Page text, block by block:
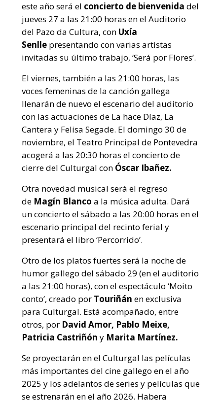
este año será el concierto de bienvenida del
jueves 27 a las 21:00 horas en el Auditorio
del Pazo da Cultura, con Uxía
Senlle presentando con varias artistas
invitadas su último trabajo, ‘Será por Flores’.
El viernes, también a las 21:00 horas, las
voces femeninas de la canción gallega
llenarán de nuevo el escenario del auditorio
con las actuaciones de La hace Díaz, La
Cantera y Felisa Segade. El domingo 30 de
noviembre, el Teatro Principal de Pontevedra
acogerá a las 20:30 horas el concierto de
cierre del Culturgal con Óscar Ibañez.
Otra novedad musical será el regreso
de Magín Blanco a la música adulta. Dará
un concierto el sábado a las 20:00 horas en el
escenario principal del recinto ferial y
presentará el libro ‘Percorrido’.
Otro de los platos fuertes será la noche de
humor gallego del sábado 29 (en el auditorio
a las 21:00 horas), con el espectáculo ‘Moito
conto’, creado por Touriñán en exclusiva
para Culturgal. Está acompañado, entre
otros, por David Amor, Pablo Meixe,
Patricia Castriñón y Marita Martínez.
Se proyectarán en el Culturgal las películas
más importantes del cine gallego en el año
2025 y los adelantos de series y películas que
se estrenarán en el año 2026. Habera